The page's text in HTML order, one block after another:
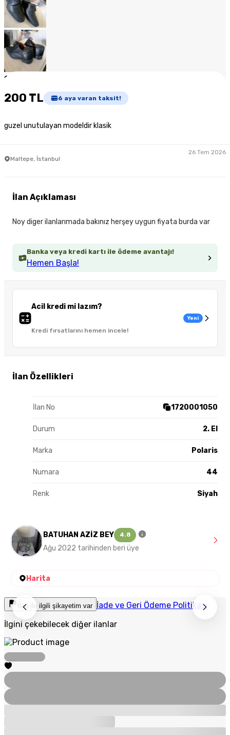
1
200 TL 6 aya varan taksit!
guzel unutulayan modeldir klasik
Maltepe, İstanbul
26 Tem 2026
Banka veya kredi kartı ile ödeme avantajı!
Hemen Başla!
Acil kredi mi lazım?
Kredi fırsatlarını hemen incele!
Yeni
İlan Özellikleri
İlan No 1720001050
Durum 2. El
Marka Polaris
Numara 44
Renk Siyah
İlan Açıklaması
Noy diger ilanlarımada bakınız herşey uygun fiyata burda var
BATUHAN AZİZ BEY 4.8
Ağu 2022 tarihinden beri üye
Harita
İlan ile ilgili şikayetim var İade ve Geri Ödeme Politikası
İlgini çekebilecek diğer ilanlar